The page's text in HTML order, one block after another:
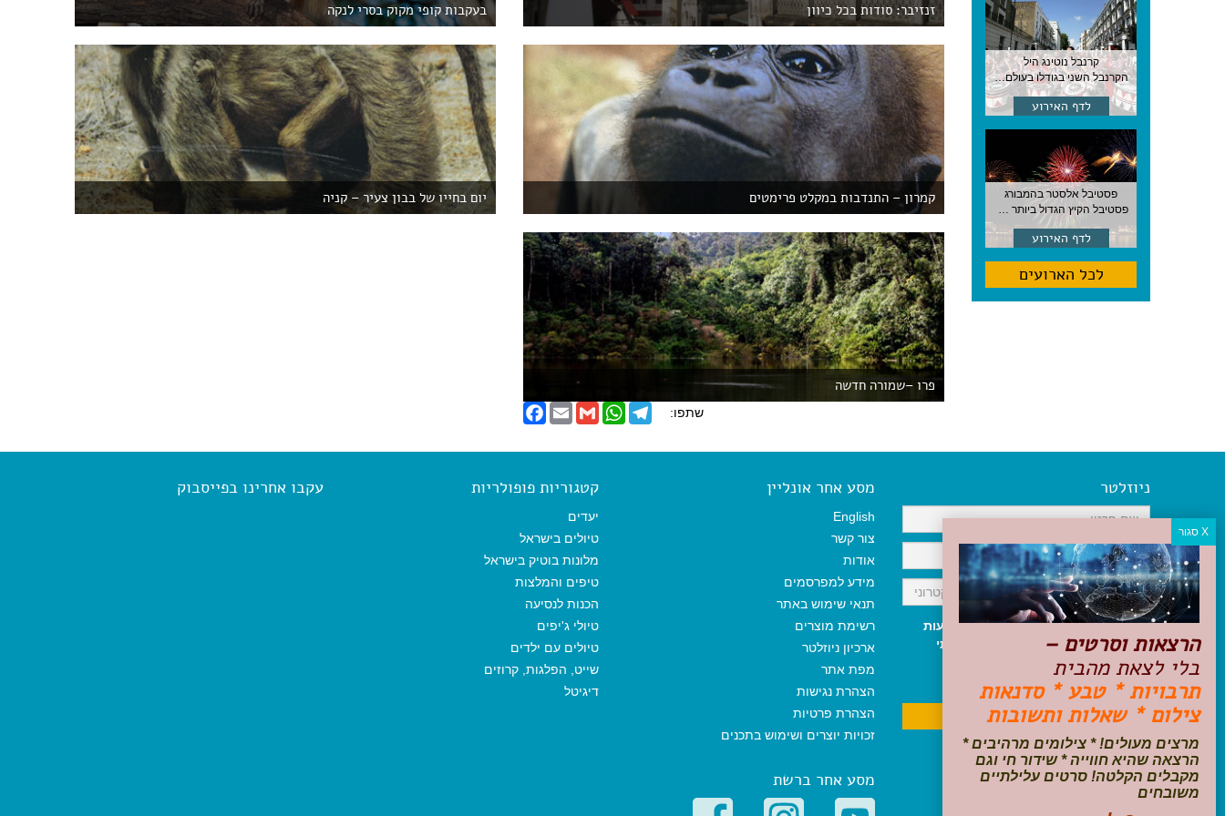
קרנבל נוטינג היל
הקרנבל השני בגודלו בעולם, עם מוזיקה, תהלוכות ותחפושות. לונדון
לדף האירוע
פסטיבל אלסטר בהמבורג
פסטיבל הקיץ הגדול ביותר בהמבורג, סוף אוגוסט, גרמניה
לדף האירוע
לכל הארועים
זנזיבר: סודות בכל כיוון בעקבות קופי מקוק בסרי לנקה
קמרון – התנדבות במקלט פרימטים יום בחייו של בבון צעיר – קניה
פרו –שמורה חדשה
שתפו:
F
a
e
o
o
E
m
i
G
m
i
W
h
t
T
e
e
ניוזלטר
אני מאשר/ת קבלת ניוזלטר והודעות
שיווקיות, ומאשר/ת כי קראתי והסכמתי
לתקנון האתר ולמדיניות הפרטיות
ניתן לבטל את ההרשמה בכל עת
מסע אחר אונליין
English
צור קשר
אודות
מידע למפרסמים
תנאי שימוש באתר
רשימת מוצרים
ארכיון ניוזלטר
מפת אתר
הצהרת נגישות
הצהרת פרטיות
זכויות יוצרים ושימוש בתכנים
מסע אחר ברשת
קטגוריות פופולריות
יעדים
טיולים בישראל
מלונות בוטיק בישראל
טיפים והמלצות
הכנות לנסיעה
טיולי ג'יפים
טיולים עם ילדים
שייט, הפלגות, קרוזים
דיגיטל
עקבו אחרינו בפייסבוק
הרצאות וסרטים –
בלי לצאת מהבית
תרבויות * טבע * סדנאות
צילום * שאלות ותשובות
מרצים מעולים! * צילומים מרהיבים *
הרצאה שהיא חווייה * שידור חי וגם
מקבלים הקלטה! סרטים עלילתיים
משובחים